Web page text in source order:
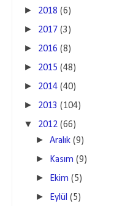
► 2018 (6)
► 2017 (3)
► 2016 (8)
► 2015 (48)
► 2014 (40)
► 2013 (104)
▼ 2012 (66)
►Aralık (9)
► Kasım (9)
► Ekim (5)
► Eylül (5)